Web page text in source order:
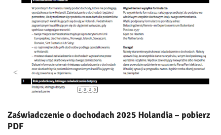
Zaświadczenie o dochodach 2025 Holandia – pobierz
PDF